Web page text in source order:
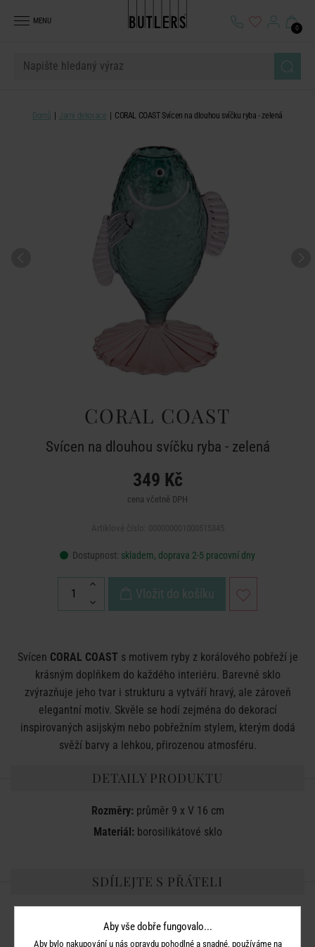
MENU
0
Domů Jarní dekorace CORAL COAST Svícen na dlouhou svíčku ryba - zelená
CORAL COAST
Svícen na dlouhou svíčku ryba - zelená
349 Kč
cena včetně DPH
Dostupnost: skladem, doprava 2-5 pracovní dny
Vložit do košíku
Svícen CORAL COAST s motivem ryby z korálového pobřeží je
krásným doplňkem do každého interiéru. Barevné sklo
zvýrazňuje jeho tvar i strukturu a vytváří hravý, ale zároveň
elegantní motiv. Skvěle se hodí zejména do dekorací
inspirovaných asijským nebo pobřežním stylem, kterým dodá
svěží barvy a lehkou, přirozenou atmosféru.
DETAILY PRODUKTU
Rozměry:průměr 9 x V 16 cm
Materiál:borosilikátové sklo
SDÍLEJTE S PŘÁTELI
Aby vše dobře fungovalo...
Aby bylo nakupování u nás opravdu pohodlné a snadné, používáme na